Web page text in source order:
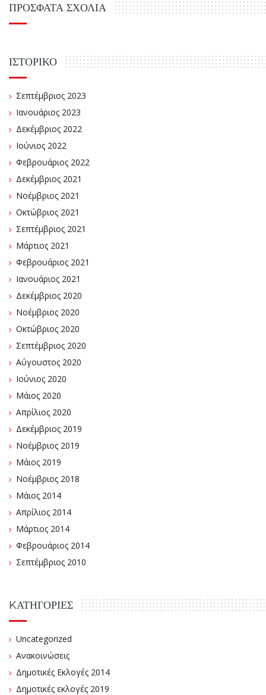
ΠΡΌΣΦΑΤΑ ΣΧΌΛΙΑ
ΙΣΤΟΡΙΚΌ
Σεπτέμβριος 2023
Ιανουάριος 2023
Δεκέμβριος 2022
Ιούνιος 2022
Φεβρουάριος 2022
Δεκέμβριος 2021
Νοέμβριος 2021
Οκτώβριος 2021
Σεπτέμβριος 2021
Μάρτιος 2021
Φεβρουάριος 2021
Ιανουάριος 2021
Δεκέμβριος 2020
Νοέμβριος 2020
Οκτώβριος 2020
Σεπτέμβριος 2020
Αύγουστος 2020
Ιούνιος 2020
Μάιος 2020
Απρίλιος 2020
Δεκέμβριος 2019
Νοέμβριος 2019
Μάιος 2019
Νοέμβριος 2018
Μάιος 2014
Απρίλιος 2014
Μάρτιος 2014
Φεβρουάριος 2014
Σεπτέμβριος 2010
KΑΤΗΓΟΡΊΕΣ
Uncategorized
Ανακοινώσεις
Δημοτικές Εκλογές 2014
Δημοτικές εκλογές 2019